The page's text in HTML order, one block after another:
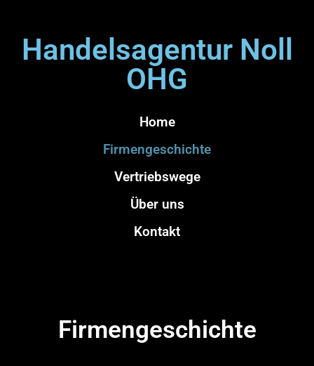
Handelsagentur Noll
OHG
Home
Firmengeschichte
Vertriebswege
Über uns
Kontakt
Firmengeschichte